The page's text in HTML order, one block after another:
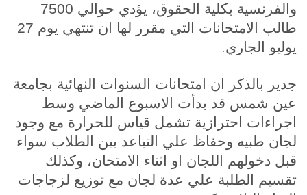
والفرنسية بكلية الحقوق، يؤدي حوالي 7500
طالب الامتحانات التي مقرر لها ان تنتهي يوم 27
يوليو الجاري.
جدير بالذكر ان امتحانات السنوات النهائية بجامعة
عين شمس قد بدأت الاسبوع الماضي وسط
اجراءات احترازية تشمل قياس للحرارة مع وجود
لجان طبيه وحفاظ علي التباعد بين الطلاب سواء
قبل دخولهم اللجان او اثناء الامتحان، وكذلك
تقسيم الطلبة علي عدة لجان مع توزيع لزجاجات